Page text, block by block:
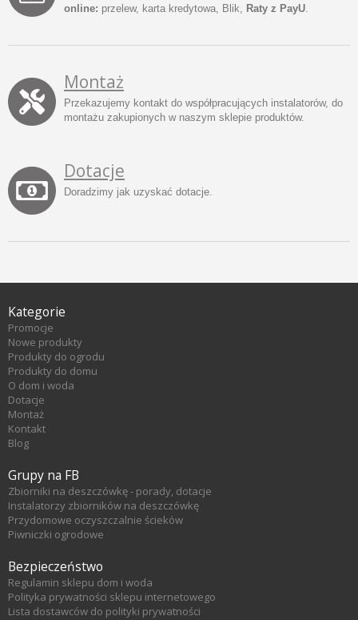
online: przelew, karta kredytowa, Blik, Raty z PayU.
Montaż
Przekazujemy kontakt do współpracujących instalatorów, do
montażu zakupionych w naszym sklepie produktów.
Dotacje
Doradzimy jak uzyskać dotacje.
Kategorie
Promocje
Nowe produkty
Produkty do ogrodu
Produkty do domu
O dom i woda
Dotacje
Montaż
Kontakt
Blog
Grupy na FB
Zbiorniki na deszczówkę - porady, dotacje
Instalatorzy zbiorników na deszczówkę
Przydomowe oczyszczalnie ścieków
Piwniczki ogrodowe
Bezpieczeństwo
Regulamin sklepu dom i woda
Polityka prywatności sklepu internetowego
Lista dostawców do polityki prywatności